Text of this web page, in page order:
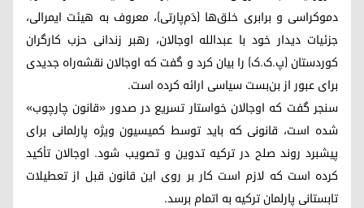
دموکراسی و برابری خلق‌ها (دَم‌پارتی)، معروف به هیئت ایمرالی،
جزئیات دیدار خود با عبدالله اوجالان، رهبر زندانی حزب کارگران
کوردستان (پ.ک.ک) را بیان کرد و گفت که اوجالان نقشه‌راه جدیدی
برای عبور از بن‌بست سیاسی ارائه کرده است.
سنجر گفت که اوجالان خواستار تسریع در صدور «قانون چارچوب»
شده است، قانونی که باید توسط کمیسیون ویژه پارلمانی برای
پیشبرد روند صلح در ترکیه تدوین و تصویب شود. اوجالان تأکید
کرده است که لازم است کار بر روی این قانون قبل از تعطیلات
تابستانی پارلمان ترکیه به اتمام برسد.